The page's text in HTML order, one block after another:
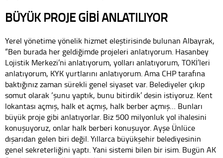
BÜYÜK PROJE GİBİ ANLATILIYOR
Yerel yönetime yönelik hizmet eleştirisinde bulunan Albayrak,
“Ben burada her geldiğimde projeleri anlatıyorum. Hasanbey
Lojistik Merkezi’ni anlatıyorum, yolları anlatıyorum, TOKİ’leri
anlatıyorum, KYK yurtlarını anlatıyorum. Ama CHP tarafına
baktığınız zaman sürekli genel siyaset var. Belediyeler çıkıp
somut olarak ‘şunu yaptık, bunu bitirdik’ desin istiyoruz. Kent
lokantası açmış, halk et açmış, halk berber açmış… Bunları
büyük proje gibi anlatıyorlar. Biz 500 milyonluk yol ihalesini
konuşuyoruz, onlar halk berberi konuşuyor. Ayşe Ünlüce
dışarıdan gelen biri değil. Yıllarca büyükşehir belediyesinin
genel sekreterliğini yaptı. Yani sistemi bilen bir isim. Bugün AK